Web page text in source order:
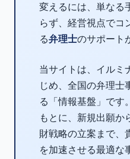
変えるには、単なる
らず、経営視点でコ
る弁理士のサポート
当サイトは、イルミ
じめ、全国の弁理士
る「情報基盤」です
もとに、新規出願か
財戦略の立案まで、
を加速させる最適な